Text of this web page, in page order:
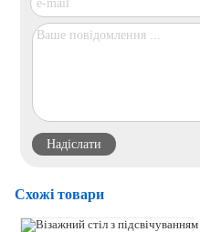
Схожі товари